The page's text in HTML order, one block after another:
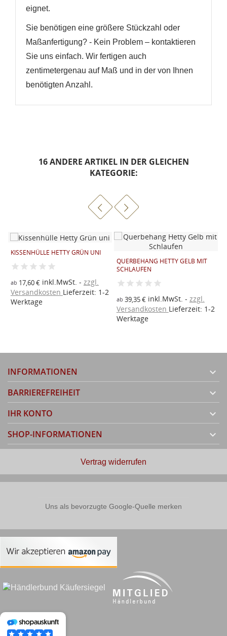
eignet.
Sie benötigen eine größere Stückzahl oder
Maßanfertigung? - Kein Problem – kontaktieren
Sie uns einfach. Wir fertigen auch
zentimetergenau auf Maß und in der von Ihnen
benötigten Anzahl.
16 ANDERE ARTIKEL IN DER GLEICHEN
KATEGORIE:
KISSENHÜLLE HETTY GRÜN UNI
ab 17,60 €inkl.MwSt.
zzgl.
Versandkosten Lieferzeit: 1-2
Werktage
QUERBEHANG HETTY GELB MIT
SCHLAUFEN
ab 39,35 €inkl.MwSt.
zzgl.
Versandkosten Lieferzeit: 1-2
Werktage
INFORMATIONEN 
BARRIEREFREIHEIT 
IHR KONTO 
SHOP-INFORMATIONEN 
Vertrag widerrufen
Uns als bevorzugte Google-Quelle merken